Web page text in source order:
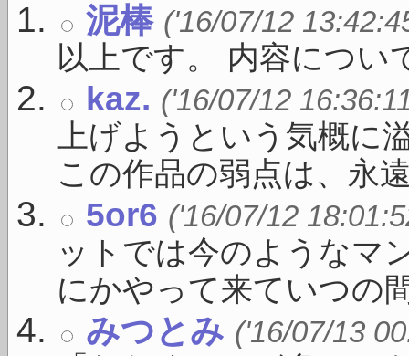
泥棒 ('16/07/12
以上です。 内容につい
kaz. ('16/07/12
上げようという気概に
この作品の弱点は、永
5or6 ('16/07/12
ットでは今のようなマ
にかやって来ていつの
みつとみ ('16/07/13